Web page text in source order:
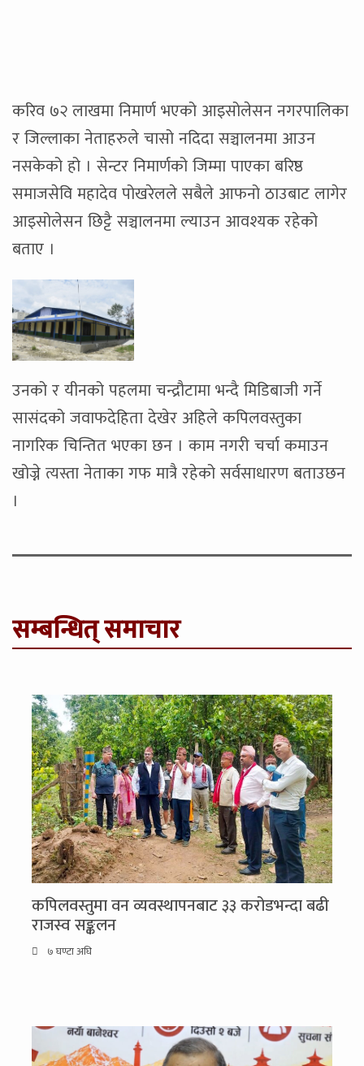
करिव ७२ लाखमा निमार्ण भएको आइसोलेसन नगरपालिका
र जिल्लाका नेताहरुले चासो नदिदा सञ्चालनमा आउन
नसकेको हो । सेन्टर निमार्णको जिम्मा पाएका बरिष्ठ
समाजसेवि महादेव पोखरेलले सबैले आफनो ठाउबाट लागेर
आइसोलेसन छिट्टै सञ्चालनमा ल्याउन आवश्यक रहेको
बताए ।
उनको र यीनको पहलमा चन्द्रौटामा भन्दै मिडिबाजी गर्ने
सासंदको जवाफदेहिता देखेर अहिले कपिलवस्तुका
नागरिक चिन्तित भएका छन । काम नगरी चर्चा कमाउन
खोज्ने त्यस्ता नेताका गफ मात्रै रहेको सर्वसाधारण बताउछन
।
सम्बन्धित् समाचार
कपिलवस्तुमा वन व्यवस्थापनबाट ३३ करोडभन्दा बढी
राजस्व सङ्कलन
७ घण्टा अघि